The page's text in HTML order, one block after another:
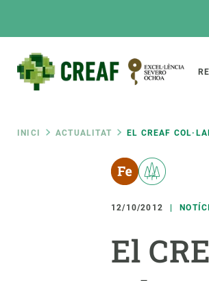
Fil
d'ariadna
INICI ACTUALITAT EL CREAF
12/10/2012
El
Featured
responsive
menu
SOBRE NOSALTRES
Organització institucional